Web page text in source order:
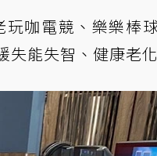
咖電競、樂樂棒
能失智、健康老化